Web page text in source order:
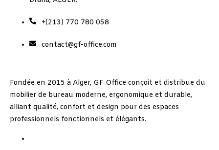
+(213) 770 780 058
contact@gf-office.com
Fondée en 2015 à Alger, GF Office conçoit et distribue du
mobilier de bureau moderne, ergonomique et durable,
alliant qualité, confort et design pour des espaces
professionnels fonctionnels et élégants.